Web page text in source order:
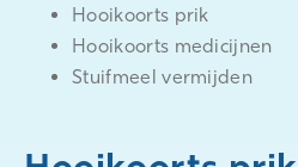
Hooikoorts prik
Hooikoorts medicijnen
Stuifmeel vermijden